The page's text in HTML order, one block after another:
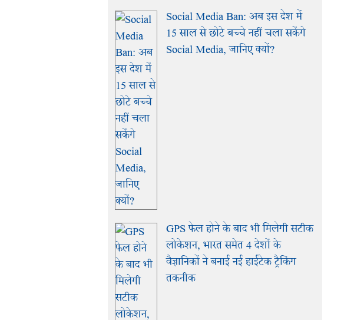
Social Media Ban: अब इस देश में
15 साल से छोटे बच्चे नहीं चला सकेंगे
Social Media, जानिए क्यों?
GPS फेल होने के बाद भी मिलेगी सटीक
लोकेशन, भारत समेत 4 देशों के
वैज्ञानिकों ने बनाई नई हाईटेक ट्रैकिंग
तकनीक